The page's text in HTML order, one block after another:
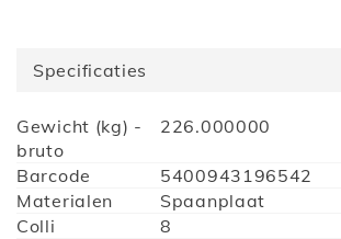
Specificaties
Meer
informatie
Gewicht (kg) -
bruto
226.000000
Barcode
5400943196542
Materialen
Spaanplaat
Colli
8